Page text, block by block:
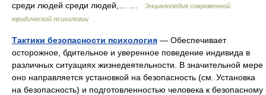
среди людей среди людей,… …
Энциклопедия современной
юридической психологии
Тактики безопасности психология — Обеспечивает
осторожное, бдительное и уверенное поведение индивида в
различных ситуациях жизнедеятельности. В значительной мере
оно направляется установкой на безопасность (см. Установка
на безопасность) и подготовленностью человека к безопасному